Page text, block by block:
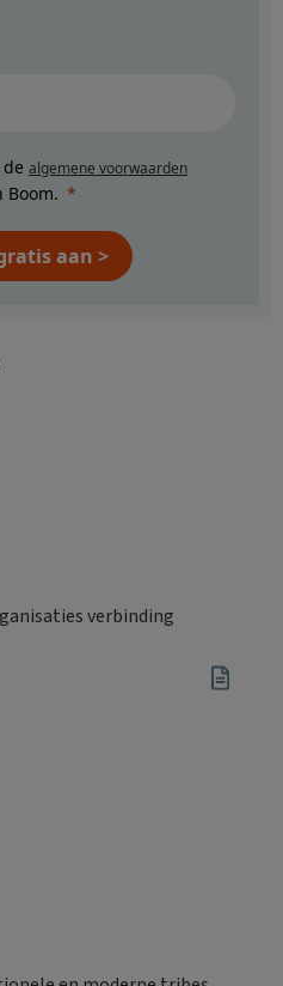
algemene voorwaarden
Boom.
aan >
verbinding